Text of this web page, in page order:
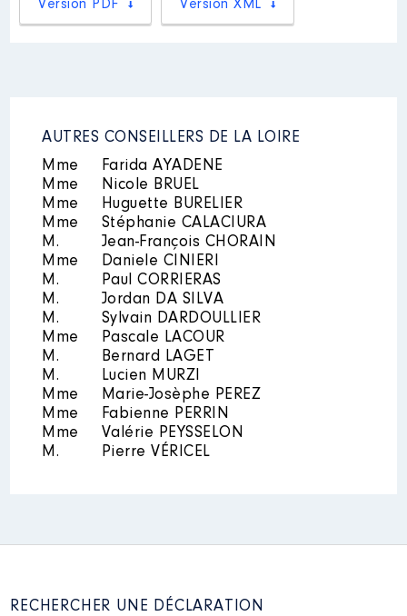
Rémunération ou gratification
2016
10 970 €
Net
2017
10 980 €
2018
10 990 €
2019
10 995 €
Net
2020
3 923 € Net
Mandat: conseiller métropolitain
│ de : 04/2015 à 05/2020
Rémunération ou gratification
Année Montant
2018
6 205 €
Net
Version PDF Version XML
AUTRES CONSEILLERS DE LA LOIRE
Mme
Farida AYADENE
Mme
Nicole BRUEL
Mme
Huguette BURELIER
Mme
Stéphanie CALACIURA
M.
Jean-François CHORAIN
Mme
Daniele CINIERI
M.
Paul CORRIERAS
M.
Jordan DA SILVA
M.
Sylvain DARDOULLIER
Mme
Pascale LACOUR
M.
Bernard LAGET
M.
Lucien MURZI
Mme
Marie-Josèphe PEREZ
Mme
Fabienne PERRIN
Mme
Valérie PEYSSELON
M.
Pierre VÉRICEL
RECHERCHER UNE DÉCLARATION